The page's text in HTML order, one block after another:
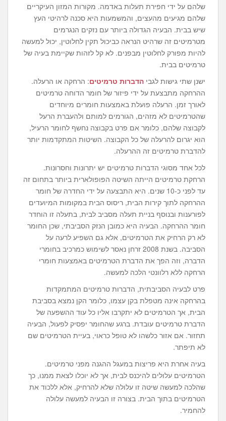
שלהם על ידי חפירת תעלות באדמה. מקורות המזון העיקריים
שלהם מגיעים מהעצים, והמשמעות היא סכנה לרהיטי העץ
שיש בבית. הבעיה הגדולה ביותר עם נזקים הנגרמים
מטרמיטים זה שרהיט הנראה כביכול תקין לחלוטין, יכול למעשה
להיות מפורק לחלוטין מבפנים. לא קל לזהות שקיימת בעיה של
טרמיטים בבית.
ישנן שתי גישות לגבי הדברות טרמיטים: הרחקה או הרעלה.
ההרחקה מתבצעת על ידי פיזור של חומר הדוחה טרמיטים
לאורך זמן. הרעלה פועלת באמצעות חומרים מיוחדים
שהטרמיטים לא מזהים, הגורמים למותם ולהעברת הרעל
לקבוצה שלהם, כלומר אם פרט בקבוצה נחשף לחומר הרעיל,
הוא יגרום להרעלה של כל הקבוצה. השיטות המתקדמות יותר
להדברת טרמיטים זה ההרעלה.
לכל אחד מסוגי הדברות טרמיטים יש יתרונות וחסרונות.
הרחקת טרמיטים הייתה השיטה הפופולארית ביותר בתחום זה
עד לפני כ-10 שנים. היא התבצעה על ידי החדרה של חומר
ההרחקה לתוך קירות הבית, ריסוס הבית במקומות המיועדים
לפורענות ובנוסף בניית תעלה מסביב לבית, בתעלה זו הוחדר
חומר ההרחקה. הבעיה היא כמובן הנזק הסביבתי, שכן החומר
לא רק הרחיק את הטרמיטים, אלא גם השפיע לרעה על
הסביבה. בשנת 2008 זרחן נאסר לשימוש כמרכיב בחומרי
הדברה, וזה הפך את הדברת הטרמיטים באמצעות חומרי
הרחקה ללא רלוונטי הלכה למעשה.
פרט לבעיה הסביבתית, הדברות טרמיטים המתמקדות
בהרחקה אינה מטפלת בקן עצמו, כלומר הקן נמצא בסביבת
הבית, אך הטרמיטים לא יתקרבו אליו כל עוד ההשפעה של
הדברת טרמיטים עובדת. ברגע שהחומר יפסיק לפעול, הבעיה
תחזור. אם אזור כלשהו לא טופל כראוי, בעיית הטרמיטים שם
לא תיפתר.
בעיה אחרת היא פריצות במעגל ההגנה מפני טרמיטים.
הטרמיטים עלולים להיכנס לבית, אך לא יוכלו לצאת ממנו, כך
שהלכה למעשה שיטה זו עלולה שלא להרחיק, אלא ללכוד את
הטרמיטים בתוך הבית. בצורה זו הבעיה למעשה עלולה
להחמיר.